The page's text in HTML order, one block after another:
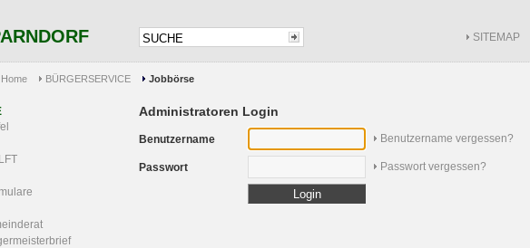
SITEMAP
Home BÜRGERSERVICE Jobbörse
Administratoren Login
Benutzername Benutzername vergessen?
Passwort Passwort vergessen?